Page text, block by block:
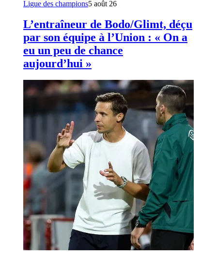
Ligue des champions5 août 26
L’entraîneur de Bodo/Glimt, déçu
par son équipe à l’Union : « On a
eu un peu de chance
aujourd’hui »